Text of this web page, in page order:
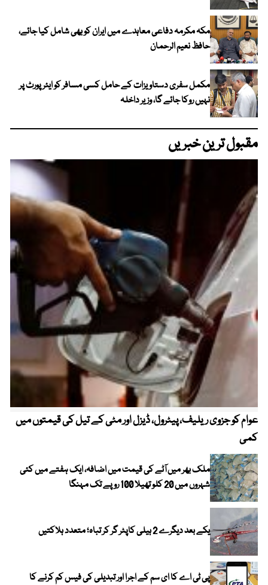
مکہ مکرمہ دفاعی معاہدے میں ایران کو بھی شامل کیا جائے،
حافظ نعیم الرحمان
مکمل سفری دستاویزات کے حامل کسی مسافر کو ایئرپورٹ پر
نہیں روکا جائے گا، وزیر داخلہ
مقبول ترین خبریں
عوام کو جزوی ریلیف، پیٹرول، ڈیزل اور مٹی کے تیل کی قیمتوں میں
کمی
ملک بھر میں آٹے کی قیمت میں اضافہ، ایک ہفتے میں کئی
شہروں میں 20 کلو تھیلا 100 روپے تک مہنگا
یکے بعد دیگرے 2 ہیلی کاپٹر گر کر تباہ؛ متعدد ہلاکتیں
پی ٹی اے کا ای سم کے اجرا اور تبدیلی کی فیس کم کرنے کا